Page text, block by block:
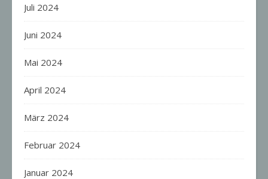
Juli 2024
Juni 2024
Mai 2024
April 2024
März 2024
Februar 2024
Januar 2024